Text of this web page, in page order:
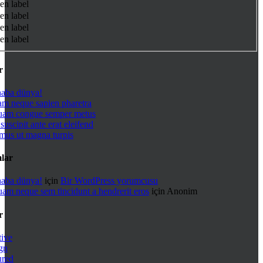
label
label
label
label
dünya!
neque sapien pharetra
congue semper metus
ante erat eleifend
ut magna turpis
dünya! için Bir WordPress yorumcusu
neque sem tincidunt a hendrerit eros için Anonim